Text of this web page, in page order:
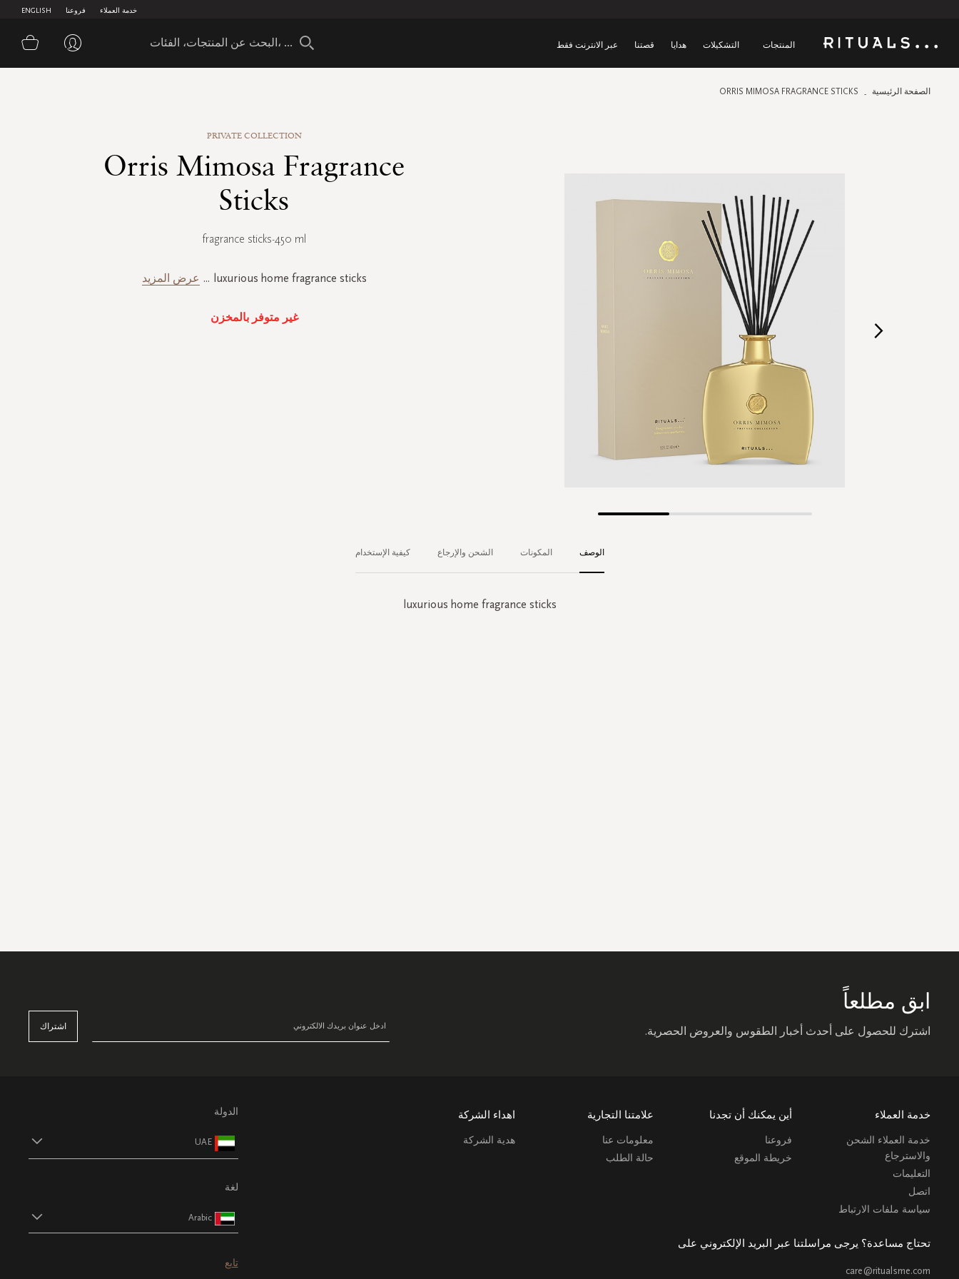
ENGLISH فروعنا خدمة العملاء
المنتجات التشكيلات هدايا قصتنا عبر الانترنت فقط سلة
الصفحة الرئيسية ORRIS MIMOSA FRAGRANCE STICKS
PRIVATE COLLECTION
Orris Mimosa Fragrance
Sticks
fragrance sticks-450 ml
luxurious home fragrance sticks
... عرض المزيد
غير متوفر بالمخزن
الوصف
luxurious home fragrance sticks
المكونات الشحن والإرجاع كيفية الإستخدام
ابق مطلعاً
اشترك للحصول على أحدث أخبار الطقوس والعروض الحصرية. اشتراك
خدمة العملاء
خدمة العملاء الشحن
والاسترجاع
التعليمات
اتصل
سياسة ملفات الارتباط
أين يمكنك أن تجدنا
فروعنا
خريطة الموقع
علامتنا التجارية
معلومات عنا
حالة الطلب
اهداء الشركة
هدية الشركة
تحتاج مساعدة؟ يرجى مراسلتنا عبر البريد الإلكتروني على
care@ritualsme.com
الدولة
UAE
لغة
Arabic
تابع